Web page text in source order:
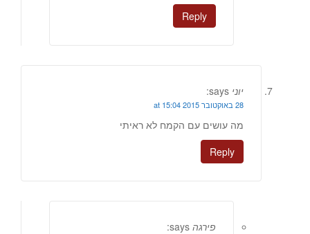
Reply
יוני says:
28 באוקטובר 2015 at 15:04
מה עושים עם הקמח לא ראיתי
Reply
פירגה says: